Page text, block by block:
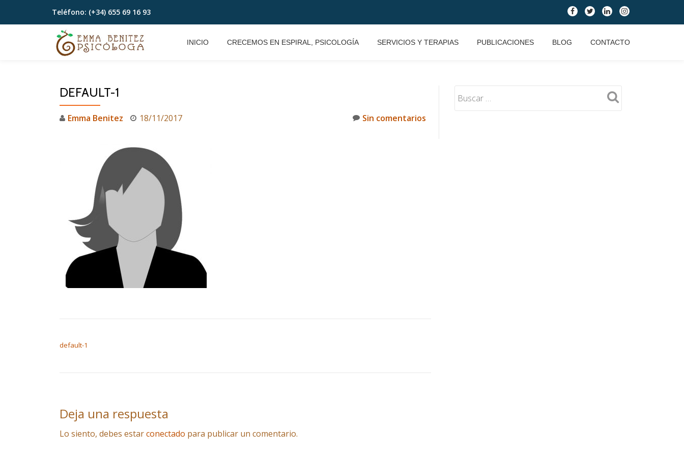
Saltar
Teléfono: (+34) 655 69 16 93
fa-
facebook
fa-
twitter
fa-
linkedin
fa-
instagram
INICIO CRECEMOS EN ESPIRAL, PSICOLOGÍA SERVICIOS Y TERAPIAS PUBLICACIONES BLOG CONTACTO
DEFAULT-1
Emma Benitez 18/11/2017 Sin comentarios
default-1
Deja una respuesta
Lo siento, debes estarconectado para publicar un comentario.